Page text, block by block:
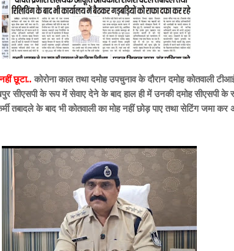
छूटा.. कोरोना काल तथा दमोह उपचुनाव के दौरान दमोह कोतवाली
सीएसपी के रूप में सेवाए देने के बाद हाल ही में उनकी दमोह सीएसपी के
तबादले के बाद भी कोतवाली का मोह नहीं छोड़ पाए तथा सेटिंग जमा